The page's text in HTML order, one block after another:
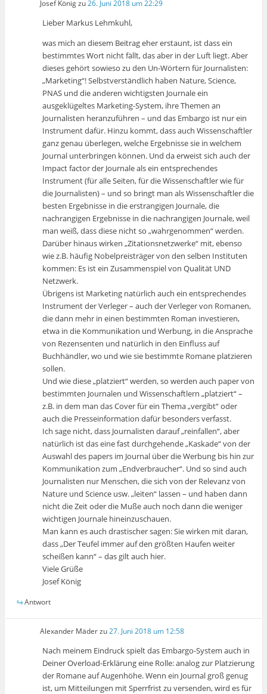
Josef Königzu26. Juni 2018 um 22:29
Lieber Markus Lehmkuhl,
was mich an diesem Beitrag eher erstaunt, ist dass ein
bestimmtes Wort nicht fällt, das aber in der Luft liegt. Aber
dieses gehört sowieso zu den Un-Wörtern für Journalisten:
„Marketing“! Selbstverständlich haben Nature, Science,
PNAS und die anderen wichtigsten Journale ein
ausgeklügeltes Marketing-System, ihre Themen an
Journalisten heranzuführen – und das Embargo ist nur ein
Instrument dafür. Hinzu kommt, dass auch Wissenschaftler
ganz genau überlegen, welche Ergebnisse sie in welchem
Journal unterbringen können. Und da erweist sich auch der
Impact factor der Journale als ein entsprechendes
Instrument (für alle Seiten, für die Wissenschaftler wie für
die Journalisten) – und so bringt man als Wissenschaftler die
besten Ergebnisse in die erstrangigen Journale, die
nachrangigen Ergebnisse in die nachrangigen Journale, weil
man weiß, dass diese nicht so „wahrgenommen“ werden.
Darüber hinaus wirken „Zitationsnetzwerke“ mit, ebenso
wie z.B. häufig Nobelpreisträger von den selben Instituten
kommen: Es ist ein Zusammenspiel von Qualität UND
Netzwerk.
Übrigens ist Marketing natürlich auch ein entsprechendes
Instrument der Verleger – auch der Verleger von Romanen,
die dann mehr in einen bestimmten Roman investieren,
etwa in die Kommunikation und Werbung, in die Ansprache
von Rezensenten und natürlich in den Einfluss auf
Buchhändler, wo und wie sie bestimmte Romane platzieren
sollen.
Und wie diese „platziert“ werden, so werden auch paper von
bestimmten Journalen und Wissenschaftlern „platziert“ –
z.B. in dem man das Cover für ein Thema „vergibt“ oder
auch die Presseinformation dafür besonders verfasst.
Ich sage nicht, dass Journalisten darauf „reinfallen“, aber
natürlich ist das eine fast durchgehende „Kaskade“ von der
Auswahl des papers im Journal über die Werbung bis hin zur
Kommunikation zum „Endverbraucher“. Und so sind auch
Journalisten nur Menschen, die sich von der Relevanz von
Nature und Science usw. „leiten“ lassen – und haben dann
nicht die Zeit oder die Muße auch noch dann die weniger
wichtigen Journale hineinzuschauen.
Man kann es auch drastischer sagen: Sie wirken mit daran,
dass „Der Teufel immer auf den größten Haufen weiter
scheißen kann“ – das gilt auch hier.
Viele Grüße
Josef König
Antwort
Alexander Mäderzu27. Juni 2018 um 12:58
Nach meinem Eindruck spielt das Embargo-System auch in
Deiner Overload-Erklärung eine Rolle: analog zur Platzierung
der Romane auf Augenhöhe. Wenn ein Journal groß genug
ist, um Mitteilungen mit Sperrfrist zu versenden, wird es für